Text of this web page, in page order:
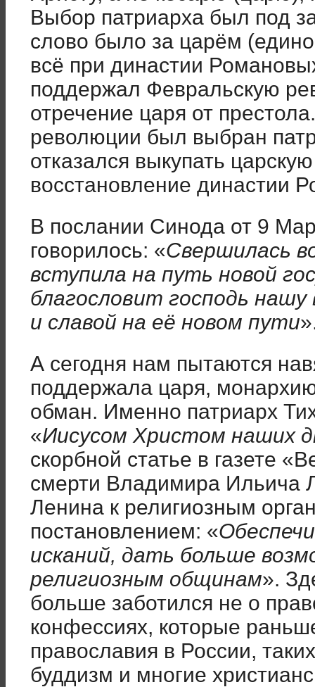
Выбор патриарха был под
слово было за царём
всё при династии
поддержал Февральскую
отречение царя от
революции был выбран
отказался выкупать
восстановление династии
В послании Синода от 9
говорилось: «Свершилась
вступила на путь новой
благословит господь
и славой на её новом пути
А сегодня нам пытаются
поддержала царя,
обман. Именно патриарх
«Иисусом Христом наших
скорбной статье в газете
смерти Владимира Ильича
Ленина к религиозным
постановлением: «
исканий, дать больше
религиозным общинам».
больше заботился не о
конфессиях, которые
православия в России,
буддизм и многие